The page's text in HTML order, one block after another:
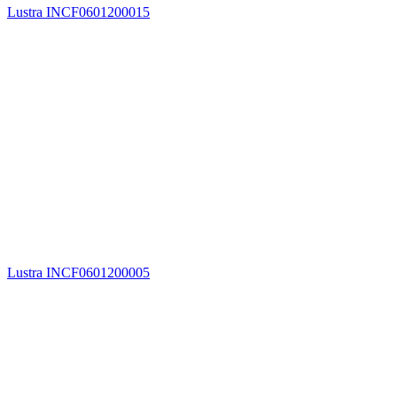
Lustra INCF0601200015
Lustra INCF0601200005